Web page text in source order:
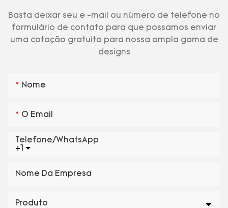
Basta deixar seu e -mail ou número de telefone no
formulário de contato para que possamos enviar
uma cotação gratuita para nossa ampla gama de
designs
Nome
O Email
+1
Telefone/WhatsApp
Nome Da Empresa
Produto